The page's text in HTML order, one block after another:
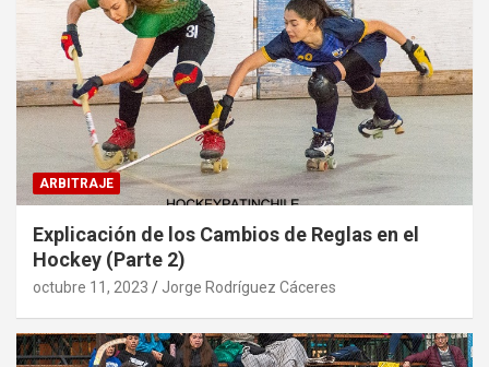
ARBITRAJE
Explicación de los Cambios de Reglas en el
Hockey (Parte 2)
octubre 11, 2023 Jorge Rodríguez Cáceres